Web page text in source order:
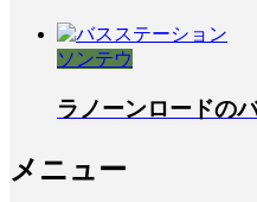
ソンテウ
ラノーンロードの
メニュー